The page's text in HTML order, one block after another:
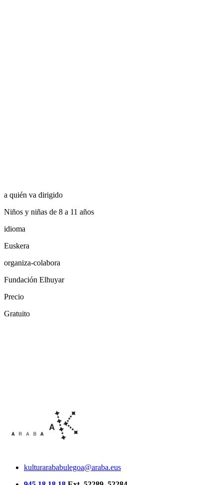
a quién va dirigido
Niños y niñas de 8 a 11 años
idioma
Euskera
organiza-colabora
Fundación Elhuyar
Precio
Gratuito
kulturarababulegoa@araba.eus